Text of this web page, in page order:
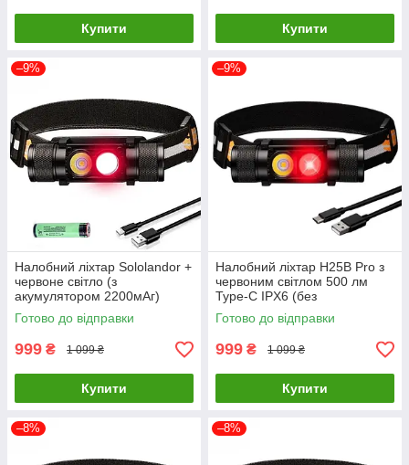
Купити Купити
–9%
Налобний ліхтар Sololandor +
червоне світло (з
акумулятором 2200мАг)
Готово до відправки
999 ₴ 1 099 ₴
Купити
–9%
Налобний ліхтар H25B Pro з
червоним світлом 500 лм
Type-C IPX6 (без
акумулятора)
Готово до відправки
999 ₴ 1 099 ₴
Купити
–8% –8%